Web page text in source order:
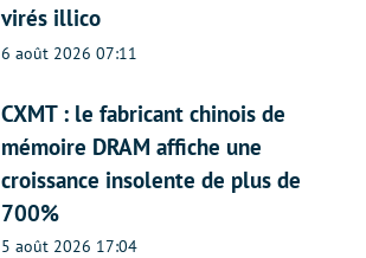
virés illico
6 août 2026 07:11
CXMT : le fabricant chinois de
mémoire DRAM affiche une
croissance insolente de plus de
700%
5 août 2026 17:04